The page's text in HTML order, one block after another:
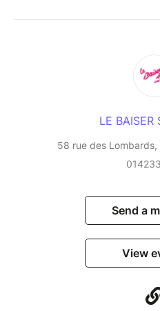
and modernity in a rare
uninterrupted musical
LE BAISER
58 rue des Lombards,
Send a
View